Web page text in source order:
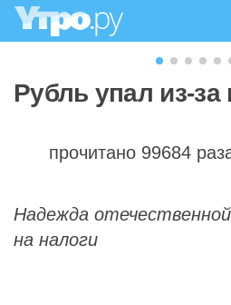
Рубль упал из-за
прочитано 99684
Надежда
на налоги